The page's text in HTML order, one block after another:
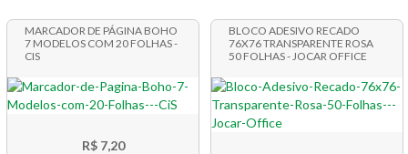
MARCADOR DE PÁGINA BOHO
7 MODELOS COM 20 FOLHAS -
CIS
R$ 7,20
BLOCO ADESIVO RECADO
76X76 TRANSPARENTE ROSA
50 FOLHAS - JOCAR OFFICE